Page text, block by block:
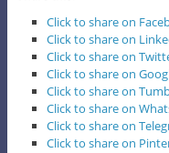
Click to share on
Click to share on
Click to share on
Click to share on
Click to share on
Click to share on
Click to share on
Click to share on